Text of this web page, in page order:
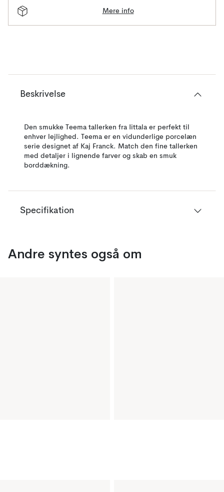
Mere info
Beskrivelse
Den smukke Teema tallerken fra Iittala er perfekt til
enhver lejlighed. Teema er en vidunderlige porcelæn
serie designet af Kaj Franck. Match den fine tallerken
med detaljer i lignende farver og skab en smuk
borddækning.
Specifikation
Andre syntes også om